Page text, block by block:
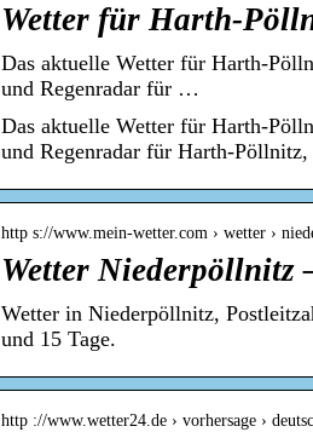
Wetter für Harth-
Das aktuelle Wetter für Harth-
und Regenradar für …
Das aktuelle Wetter für Harth-
und Regenradar für Harth-
http s://www.mein-wetter.com › wetter ›
Wetter Niederpöllnitz
Wetter in Niederpöllnitz,
und 15 Tage.
http ://www.wetter24.de › vorhersage ›